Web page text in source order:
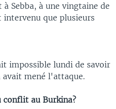
Sebba, à une vingtaine de
intervenu que plusieurs
impossible lundi de savoir
mené l'attaque.
conflit au Burkina?